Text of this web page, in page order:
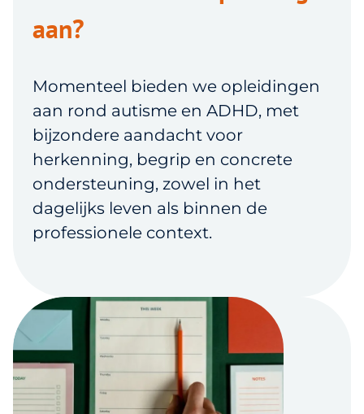
aan?
Momenteel bieden we opleidingen
aan rond autisme en ADHD, met
bijzondere aandacht voor
herkenning, begrip en concrete
ondersteuning, zowel in het
dagelijks leven als binnen de
professionele context.